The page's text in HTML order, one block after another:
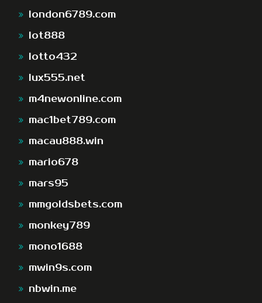
london6789.com
lot888
lotto432
lux555.net
m4newonline.com
mac1bet789.com
macau888.win
mario678
mars95
mmgoldsbets.com
monkey789
mono1688
mwin9s.com
nbwin.me